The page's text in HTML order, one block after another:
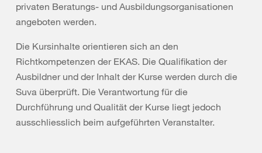
privaten Beratungs- und Ausbildungsorganisationen
angeboten werden.
Die Kursinhalte orientieren sich an den
Richtkompetenzen der EKAS. Die Qualifikation der
Ausbildner und der Inhalt der Kurse werden durch die
Suva überprüft. Die Verantwortung für die
Durchführung und Qualität der Kurse liegt jedoch
ausschliesslich beim aufgeführten Veranstalter.